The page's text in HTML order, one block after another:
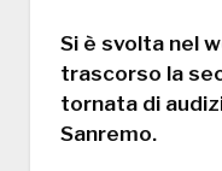
Si è svolta nel
trascorso la
tornata di
Sanremo.